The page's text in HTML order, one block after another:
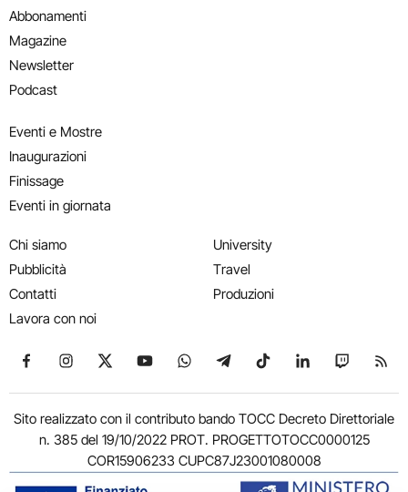
Abbonamenti
Magazine
Newsletter
Podcast
Eventi e Mostre
Inaugurazioni
Finissage
Eventi in giornata
Chi siamo
Pubblicità
Contatti
Lavora con noi
University
Travel
Produzioni
Seguici su Facebook
Seguici su Instagram
Seguici su X
Seguici su YouTube
Seguici su WhatsApp
Seguici su Telegram
Seguici su TikTok
Seguici su
Seguici
Sito realizzato con il contributo bando TOCC Decreto Direttoriale
n. 385 del 19/10/2022 PROT. PROGETTOTOCC0000125
COR15906233 CUPC87J23001080008